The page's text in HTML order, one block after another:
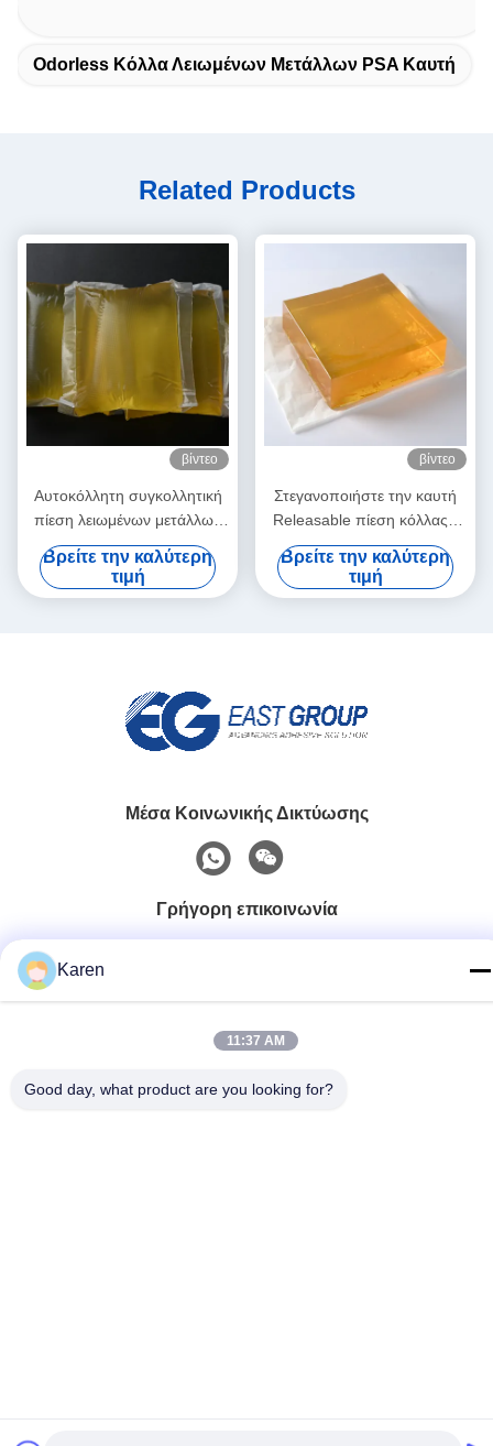
Odorless Κόλλα Λειωμένων Μετάλλων PSA Καυτή
Related Products
βίντεο
Αυτοκόλλητη συγκολλητική
πίεση λειωμένων μετάλλων
ετικετών PSA καυτή -
ευαίσθητη καυτή κόλλα
λειωμένων μετάλλων
Βρείτε την καλύτερη
τιμή
βίντεο
Στεγανοποιήστε την καυτή
Releasable πίεση κόλλας -
ευαίσθητη κόλλα για το
τρισδιάστατο έγγραφο
διακοσμήσεων τοίχων
Βρείτε την καλύτερη
τιμή
Μέσα Κοινωνικής Δικτύωσης
Γρήγορη επικοινωνία
Διεύθυνση
Karen
11:37 AM
Good day, what product are you looking for?